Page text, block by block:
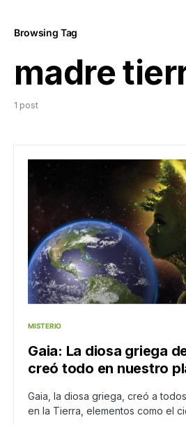
Browsing Tag
madre
1 post
MISTERIO
Gaia: La diosa griega
creó todo en nuestro
Gaia, la diosa griega, creó a
en la Tierra, elementos como el